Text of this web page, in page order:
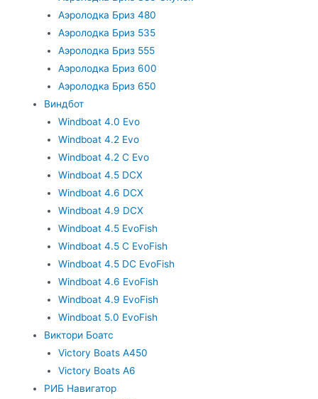
Аэролодка Бриз 480
Аэролодка Бриз 535
Аэролодка Бриз 555
Аэролодка Бриз 600
Аэролодка Бриз 650
Виндбот
Windboat 4.0 Evo
Windboat 4.2 Evo
Windboat 4.2 C Evo
Windboat 4.5 DCX
Windboat 4.6 DCX
Windboat 4.9 DCX
Windboat 4.5 EvoFish
Windboat 4.5 C EvoFish
Windboat 4.5 DC EvoFish
Windboat 4.6 EvoFish
Windboat 4.9 EvoFish
Windboat 5.0 EvoFish
Виктори Боатс
Victory Boats A450
Victory Boats A6
РИБ Навигатор